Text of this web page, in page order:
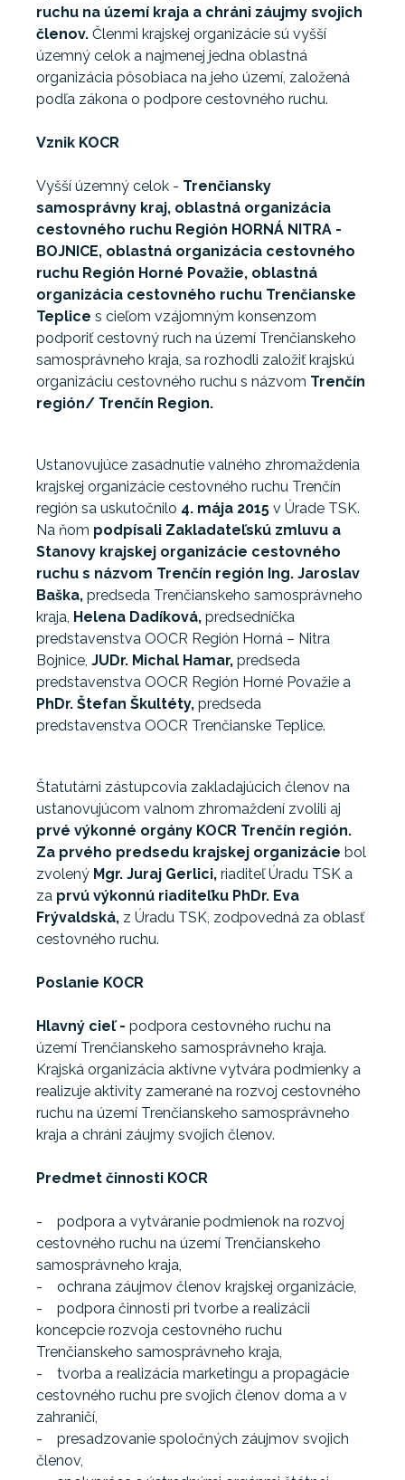
ruchu na území kraja a chráni záujmy svojich
členov. Členmi krajskej organizácie sú vyšší
územný celok a najmenej jedna oblastná
organizácia pôsobiaca na jeho území, založená
podľa zákona o podpore cestovného ruchu.
Vznik KOCR
Vyšší územný celok - Trenčiansky
samosprávny kraj, oblastná organizácia
cestovného ruchu Región HORNÁ NITRA -
BOJNICE, oblastná organizácia cestovného
ruchu Región Horné Považie, oblastná
organizácia cestovného ruchu Trenčianske
Teplice s cieľom vzájomným konsenzom
podporiť cestovný ruch na území Trenčianskeho
samosprávneho kraja, sa rozhodli založiť krajskú
organizáciu cestovného ruchu s názvom Trenčín
región/ Trenčín Region.
Ustanovujúce zasadnutie valného zhromaždenia
krajskej organizácie cestovného ruchu Trenčín
región sa uskutočnilo 4. mája 2015 v Úrade TSK.
Na ňom podpísali Zakladateľskú zmluvu a
Stanovy krajskej organizácie cestovného
ruchu s názvom Trenčín región Ing. Jaroslav
Baška, predseda Trenčianskeho samosprávneho
kraja, Helena Dadíková, predsedníčka
predstavenstva OOCR Región Horná – Nitra
Bojnice, JUDr. Michal Hamar, predseda
predstavenstva OOCR Región Horné Považie a
PhDr. Štefan Škultéty, predseda
predstavenstva OOCR Trenčianske Teplice.
Štatutárni zástupcovia zakladajúcich členov na
ustanovujúcom valnom zhromaždení zvolili aj
prvé výkonné orgány KOCR Trenčín región.
Za prvého predsedu krajskej organizácie bol
zvolený Mgr. Juraj Gerlici, riaditeľ Úradu TSK a
za prvú výkonnú riaditeľku PhDr. Eva
Frývaldská, z Úradu TSK, zodpovedná za oblasť
cestovného ruchu.
Poslanie KOCR
Hlavný cieľ - podpora cestovného ruchu na
území Trenčianskeho samosprávneho kraja.
Krajská organizácia aktívne vytvára podmienky a
realizuje aktivity zamerané na rozvoj cestovného
ruchu na území Trenčianskeho samosprávneho
kraja a chráni záujmy svojich členov.
Predmet činnosti KOCR
- podpora a vytváranie podmienok na rozvoj
cestovného ruchu na území Trenčianskeho
samosprávneho kraja,
- ochrana záujmov členov krajskej organizácie,
- podpora činnosti pri tvorbe a realizácii
koncepcie rozvoja cestovného ruchu
Trenčianskeho samosprávneho kraja,
- tvorba a realizácia marketingu a propagácie
cestovného ruchu pre svojich členov doma a v
zahraničí,
- presadzovanie spoločných záujmov svojich
členov,